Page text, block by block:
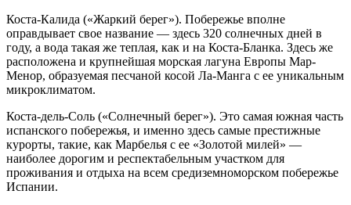
Коста-Калида («Жаркий берег»). Побережье вполне
оправдывает свое название — здесь 320 солнечных дней в
году, а вода такая же теплая, как и на Коста-Бланка. Здесь же
расположена и крупнейшая морская лагуна Европы Мар-
Менор, образуемая песчаной косой Ла-Манга с ее уникальным
микроклиматом.
Коста-дель-Соль («Солнечный берег»). Это самая южная часть
испанского побережья, и именно здесь самые престижные
курорты, такие, как Марбелья с ее «Золотой милей» —
наиболее дорогим и респектабельным участком для
проживания и отдыха на всем средиземноморском побережье
Испании.